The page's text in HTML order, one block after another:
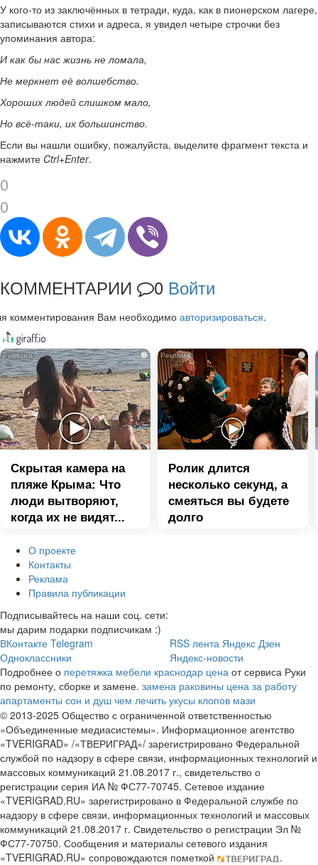
У кого-то из заключённых в тетради, куда, как в пионерском лагере,
записываются стихи и адреса, я увидел четыре строчки без
упоминания автора:
И как бы нас жизнь не ломала,
Не меркнет её волшебство.
Хороших людей слишком мало,
Но всё-таки, их большинство.
Если вы нашли ошибку, пожалуйста, выделите фрагмент текста и
нажмите Ctrl+Enter.
0
0
КОММЕНТАРИИ 0 Войти
комментирования Вам необходимо авторизироваться.
i
Скрытая камера на
пляже Крыма: Что
люди вытворяют,
когда их не видят...
i
Ролик длится
несколько секунд, а
смеяться вы будете
долго
О проекте
Контакты
Реклама
Правила публикации
Подписывайтесь на наши соц. сети:
мы дарим подарки подписчикам :)
ВКонтакте Telegram
Одноклассники
RSS лента Яндекс Дзен
Яндекс-новости
Подробнее о перетяжка мебели краснодар цена от сервиса Руки
по ремонту, сборке и замене. замена раковины цена за работу
апартаменты сон и душ чем лечить укусы клопов мази
© 2013-2025 Общество с ограниченной ответственностью
«Объединенные медиасистемы». Информационное агентство
«TVERIGRAD» /«ТВЕРИГРАД»/ зарегистрировано Федеральной
службой по надзору в сфере связи, информационных технологий и
массовых коммуникаций 21.08.2017 г., свидетельство о
регистрации серия ИА № ФС77-70745. Сетевое издание
«TVERIGRAD.RU» зарегистрировано в Федеральной службе по
надзору в сфере связи, информационных технологий и массовых
коммуникаций 21.08.2017 г. Свидетельство о регистрации Эл №
ФС77-70750. Сообщения и материалы сетевого издания
«TVERIGRAD.RU» сопровождаются пометкой
.